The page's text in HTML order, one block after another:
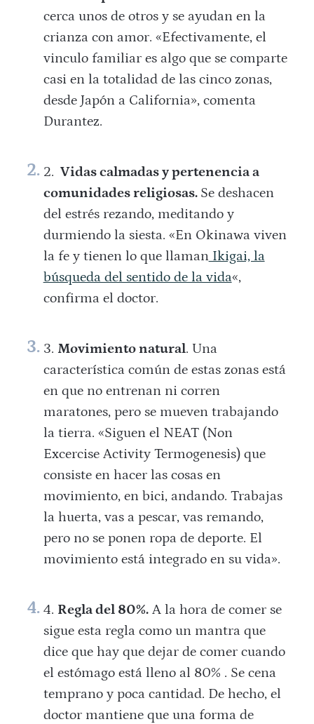
cerca unos de otros y se ayudan en la
crianza con amor. «Efectivamente, el
vinculo familiar es algo que se comparte
casi en la totalidad de las cinco zonas,
desde Japón a California», comenta
Durantez.
Vidas calmadas y pertenencia a
comunidades religiosas. Se deshacen
del estrés rezando, meditando y
durmiendo la siesta. «En Okinawa viven
la fe y tienen lo que llamanIkigai, la
búsqueda del sentido de la vida«,
confirma el doctor.
Movimiento natural. Una
característica común de estas zonas está
en que no entrenan ni corren
maratones, pero se mueven trabajando
la tierra. «Siguen el NEAT (Non
Excercise Activity Termogenesis) que
consiste en hacer las cosas en
movimiento, en bici, andando. Trabajas
la huerta, vas a pescar, vas remando,
pero no se ponen ropa de deporte. El
movimiento está integrado en su vida».
Regla del 80%.A la hora de comer se
sigue esta regla como un mantra que
dice que hay que dejar de comer cuando
el estómago está lleno al 80% . Se cena
temprano y poca cantidad. De hecho, el
doctor mantiene que una forma de